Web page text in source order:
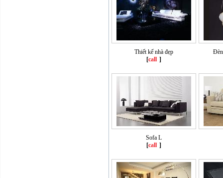
Thiết kế nhà đẹp
[call ]
Sofa L
[call ]